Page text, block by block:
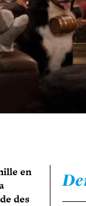
en
des